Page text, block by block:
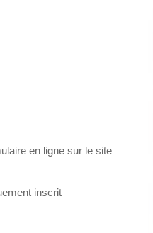
en ligne sur le site
inscrit